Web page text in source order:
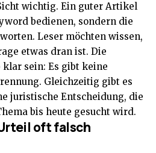
wichtig. Ein guter Artikel
bedienen, sondern die
Leser möchten wissen,
etwas dran ist. Die
sein: Es gibt keine
Gleichzeitig gibt es
juristische Entscheidung, die
bis heute gesucht wird.
oft falsch